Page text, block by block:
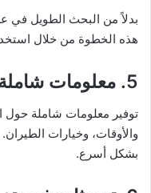
بدلاً من البحث الطويل في
هذه الخطوة من خلال
5. معلومات شاملة
توفير معلومات شاملة حول
والأوقات، وخيارات
بشكل أسرع.